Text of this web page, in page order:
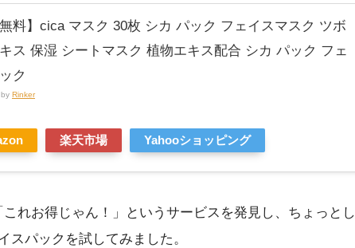
無料】cica マスク 30枚 シカ パック フェイスマスク ツボ
ス 保湿 シートマスク 植物エキス配合 シカ パック フェ
ク
Rinker
楽天市場 Yahooショッピング
れお得じゃん！」というサービスを発見し、ちょっとし
スパックを試してみました。